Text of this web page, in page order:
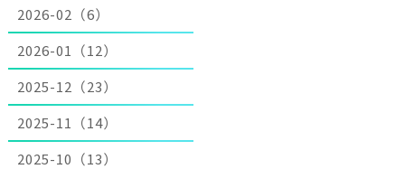
2026-02（6）
2026-01（12）
2025-12（23）
2025-11（14）
2025-10（13）